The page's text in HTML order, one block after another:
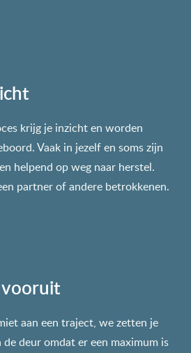
krijg je inzicht en worden
Vaak in jezelf en soms zijn
helpend op weg naar herstel.
partner of andere betrokkenen.
vooruit
aan een traject, we zetten je
deur omdat er een maximum is